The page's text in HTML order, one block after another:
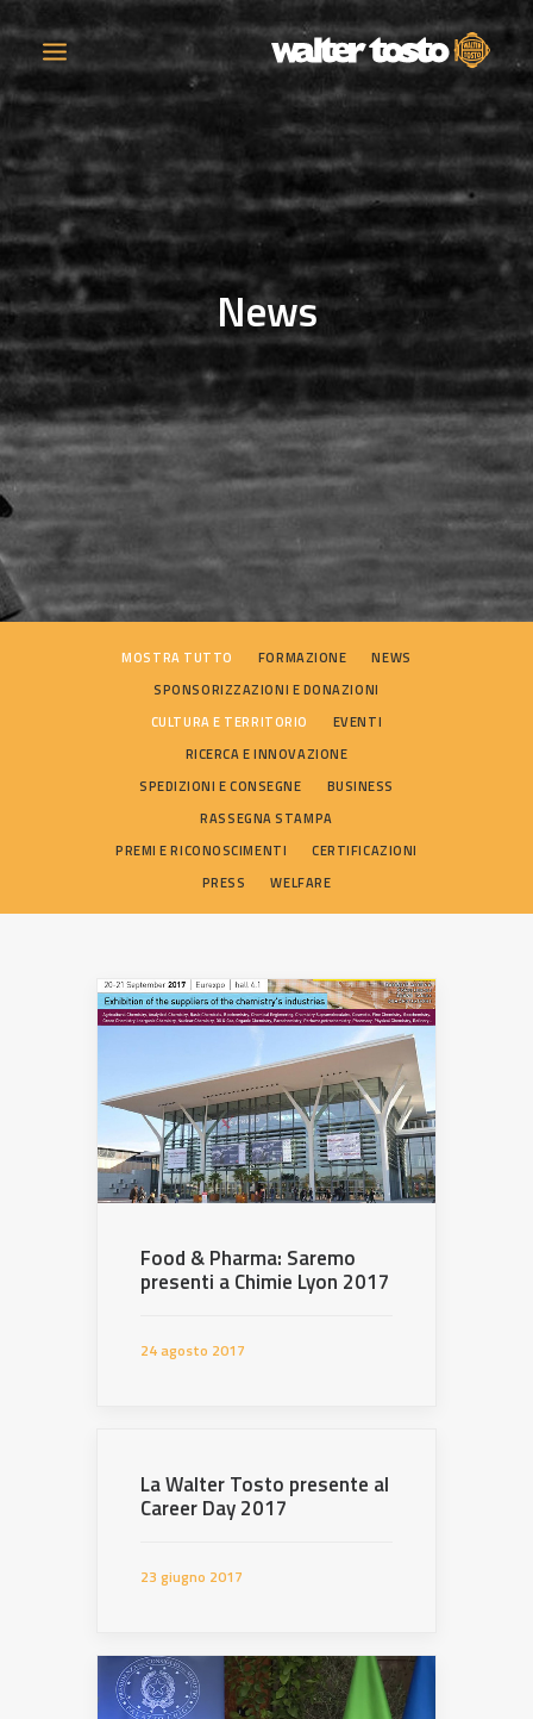
AZIENDA
PRODOTTI
ATTIVITÀ
CONTATTI
LAVORA CON NOI
NEWS
SEARCH
News
MOSTRA TUTTO FORMAZIONE
NEWS
SPONSORIZZAZIONI E DONAZIONI
CULTURA E TERRITORIO
EVENTI
RICERCA E INNOVAZIONE
SPEDIZIONI E CONSEGNE
BUSINESS
RASSEGNA STAMPA
PREMI E RICONOSCIMENTI
CERTIFICAZIONI
PRESS
WELFARE
Food & Pharma: Saremo
presenti a Chimie Lyon 2017
24 agosto 2017
La Walter Tosto presente al
Career Day 2017
23 giugno 2017